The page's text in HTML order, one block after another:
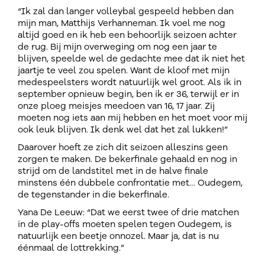
“Ik zal dan langer volleybal gespeeld hebben dan
mijn man, Matthijs Verhanneman. Ik voel me nog
altijd goed en ik heb een behoorlijk seizoen achter
de rug. Bij mijn overweging om nog een jaar te
blijven, speelde wel de gedachte mee dat ik niet het
jaartje te veel zou spelen. Want de kloof met mijn
medespeelsters wordt natuurlijk wel groot. Als ik in
september opnieuw begin, ben ik er 36, terwijl er in
onze ploeg meisjes meedoen van 16, 17 jaar. Zij
moeten nog iets aan mij hebben en het moet voor mij
ook leuk blijven. Ik denk wel dat het zal lukken!”
Daarover hoeft ze zich dit seizoen alleszins geen
zorgen te maken. De bekerfinale gehaald en nog in
strijd om de landstitel met in de halve finale
minstens één dubbele confrontatie met… Oudegem,
de tegenstander in die bekerfinale.
Yana De Leeuw: “Dat we eerst twee of drie matchen
in de play-offs moeten spelen tegen Oudegem, is
natuurlijk een beetje onnozel. Maar ja, dat is nu
éénmaal de lottrekking.”